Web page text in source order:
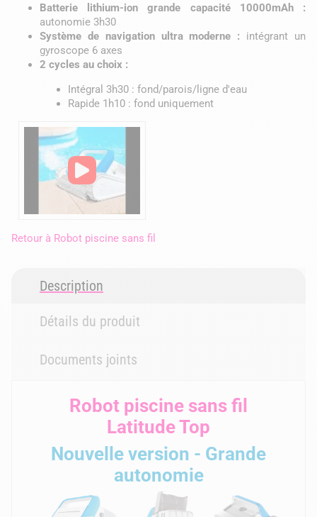
Batterie lithium-ion grande capacité 10000mAh :
autonomie 3h30
Système de navigation ultra moderne : intégrant un
gyroscope 6 axes
2 cycles au choix :
Intégral 3h30 : fond/parois/ligne d'eau
Rapide 1h10 : fond uniquement
Retour à Robot piscine sans fil
Description
Détails du produit
Documents joints
Robot piscine sans fil
Latitude Top
Nouvelle version - Grande
autonomie